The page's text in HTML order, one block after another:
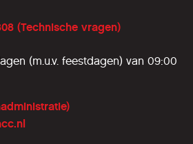
(Technische vragen)
(m.u.v. feestdagen) van 09:00